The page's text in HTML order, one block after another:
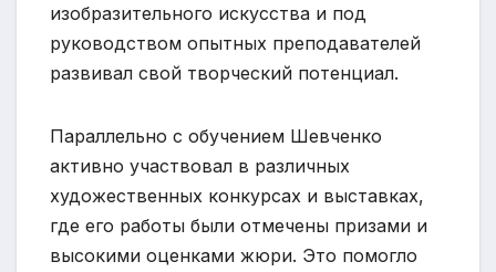
изобразительного искусства и под
руководством опытных преподавателей
развивал свой творческий потенциал.
Параллельно с обучением Шевченко
активно участвовал в различных
художественных конкурсах и выставках,
где его работы были отмечены призами и
высокими оценками жюри. Это помогло